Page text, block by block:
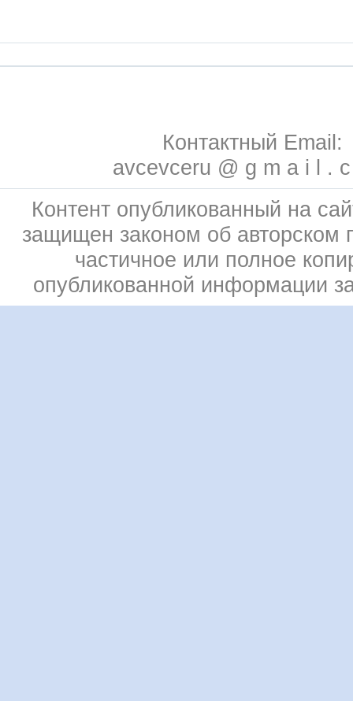
Контактный Email:
avcevceru @ g m a i l .
Контент опубликованный на
защищен законом об авторском
частичное или полное
опубликованной информации